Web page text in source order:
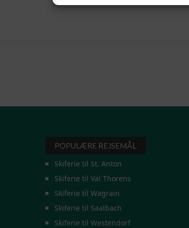
POPULÆRE REJSEMÅL
Skiferie til St. Anton
Skiferie til Val Thorens
Skiferie til Wagrain
Skiferie til Saalbach
Skiferie til Westendorf